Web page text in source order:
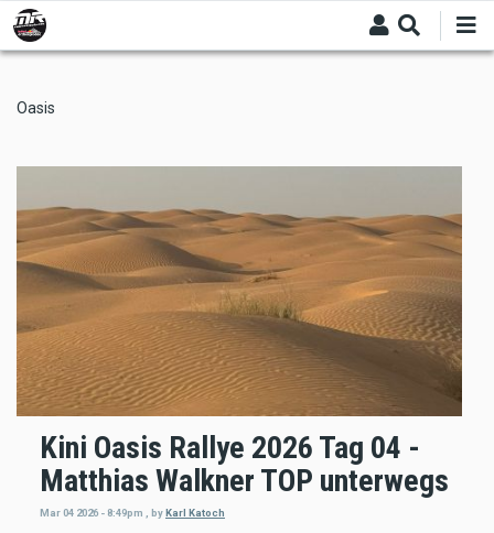
Skip
to
main
Oasis
Kini Oasis Rallye 2026 Tag 04 -
Matthias Walkner TOP unterwegs
Mar 04 2026 - 8:49pm , by Karl Katoch